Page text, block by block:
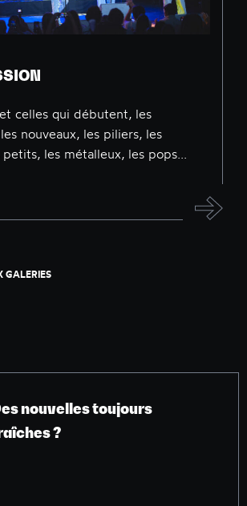
celles qui débutent, les
nouveaux, les piliers, les
petits, les métalleux, les pops...
GALERIES
nouvelles toujours
?